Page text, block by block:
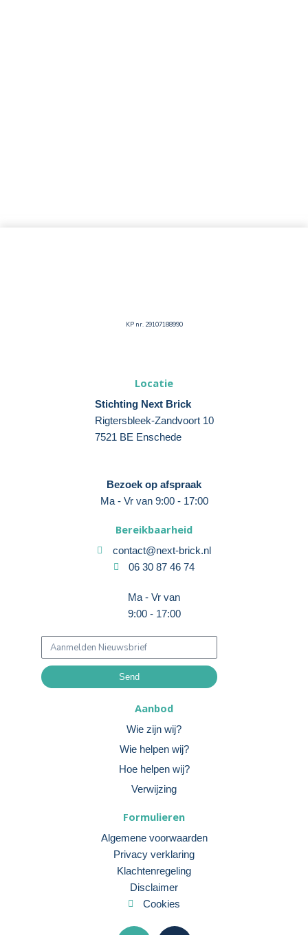
KP nr. 29107188990
Locatie
Stichting Next Brick
Rigtersbleek-Zandvoort 10
7521 BE Enschede
Bezoek op afspraak
Ma - Vr van 9:00 - 17:00
Bereikbaarheid
contact@next-brick.nl
06 30 87 46 74
Ma - Vr van
9:00 - 17:00
Aanmelden
Nieuwsbrief
Send
Aanbod
Wie zijn wij?
Wie helpen wij?
Hoe helpen wij?
Verwijzing
Formulieren
Algemene voorwaarden
Privacy verklaring
Klachtenregeling
Disclaimer
Cookies